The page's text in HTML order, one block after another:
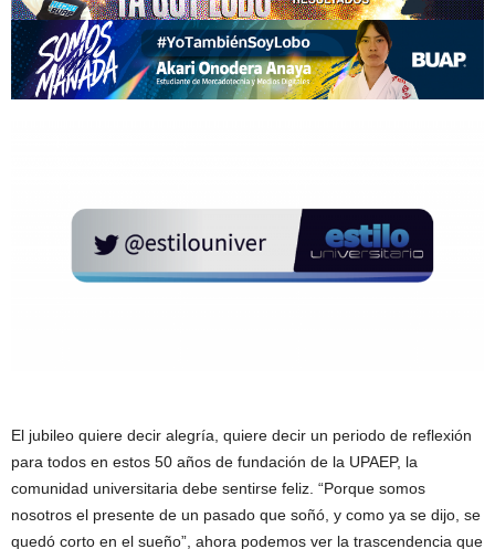
El jubileo quiere decir alegría, quiere decir un periodo de reflexión
para todos en estos 50 años de fundación de la UPAEP, la
comunidad universitaria debe sentirse feliz. “Porque somos
nosotros el presente de un pasado que soñó, y como ya se dijo, se
quedó corto en el sueño”, ahora podemos ver la trascendencia que